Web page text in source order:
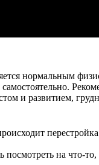
нормальным
и развитием,
на что-